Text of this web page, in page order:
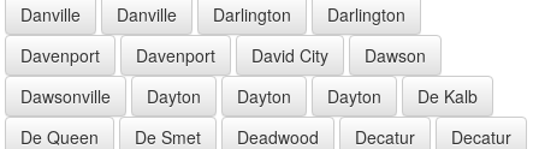
Danville
Danville Darlington
Darlington
Davenport
Davenport David City
Dawson
Dawsonville
Dayton Dayton Dayton
De Kalb
De Queen
De Smet Deadwood Decatur
Decatur